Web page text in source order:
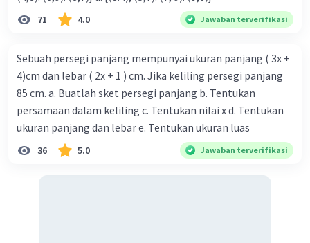
71 4.0 Jawaban terverifikasi
Sebuah persegi panjang mempunyai ukuran panjang ( 3x +
4)cm dan lebar ( 2x + 1 ) cm. Jika keliling persegi panjang
85 cm. a. Buatlah sket persegi panjang b. Tentukan
persamaan dalam keliling c. Tentukan nilai x d. Tentukan
ukuran panjang dan lebar e. Tentukan ukuran luas
36 5.0 Jawaban terverifikasi